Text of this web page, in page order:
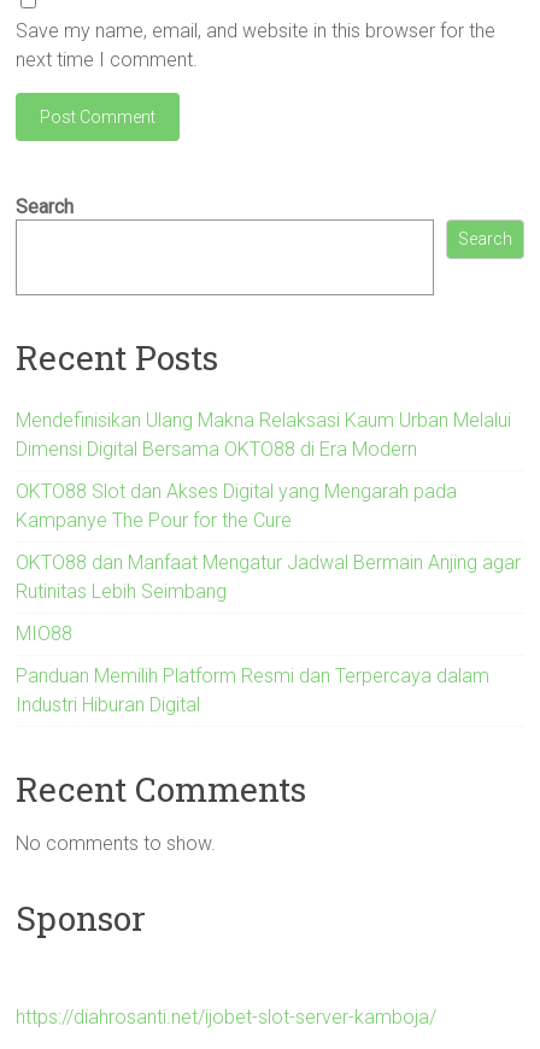
Save my name, email, and website in this browser for the
next time I comment.
Search
Search
Recent Posts
Mendefinisikan Ulang Makna Relaksasi Kaum Urban Melalui
Dimensi Digital Bersama OKTO88 di Era Modern
OKTO88 Slot dan Akses Digital yang Mengarah pada
Kampanye The Pour for the Cure
OKTO88 dan Manfaat Mengatur Jadwal Bermain Anjing agar
Rutinitas Lebih Seimbang
MIO88
Panduan Memilih Platform Resmi dan Terpercaya dalam
Industri Hiburan Digital
Recent Comments
No comments to show.
Sponsor
https://diahrosanti.net/ijobet-slot-server-kamboja/